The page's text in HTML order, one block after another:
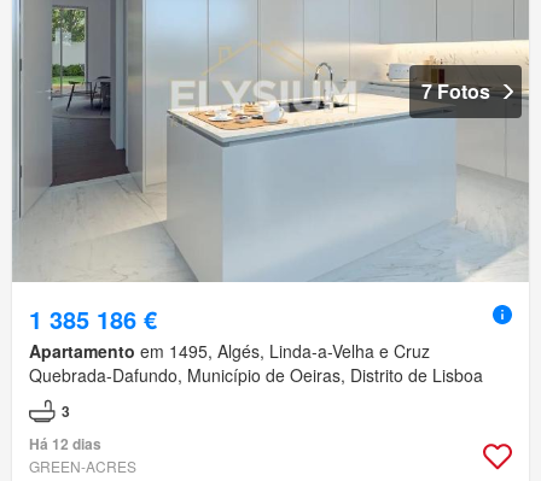
7 Fotos
1 385 186 €
Apartamento em 1495, Algés, Linda-a-Velha e Cruz
Quebrada-Dafundo, Município de Oeiras, Distrito de Lisboa
3
Há 12 dias
GREEN-ACRES